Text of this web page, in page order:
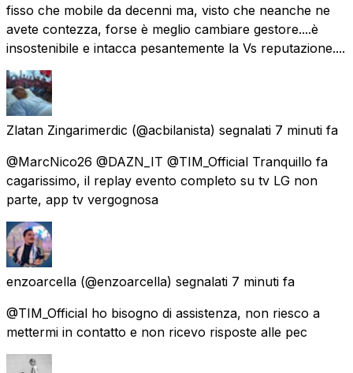
fisso che mobile da decenni ma, visto che neanche ne
avete contezza, forse è meglio cambiare gestore....è
insostenibile e intacca pesantemente la Vs reputazione....
Zlatan Zingarimerdic (@acbilanista) segnalati 7 minuti fa
@MarcNico26 @DAZN_IT @TIM_Official Tranquillo fa
cagarissimo, il replay evento completo su tv LG non
parte, app tv vergognosa
enzoarcella (@enzoarcella) segnalati 7 minuti fa
@TIM_Official ho bisogno di assistenza, non riesco a
mettermi in contatto e non ricevo risposte alle pec